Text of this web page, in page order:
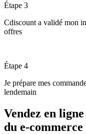
Étape 3
Cdiscount a validé mon
offres
Étape 4
Je prépare mes
lendemain
Vendez en
du e-commerce